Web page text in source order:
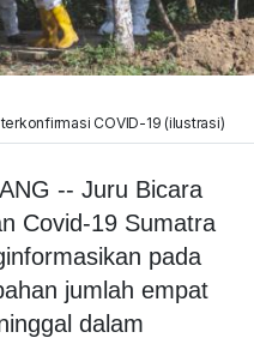
COVID-19 (ilustrasi)
-- Juru Bicara
Covid-19 Sumatra
pada
jumlah empat
dalam